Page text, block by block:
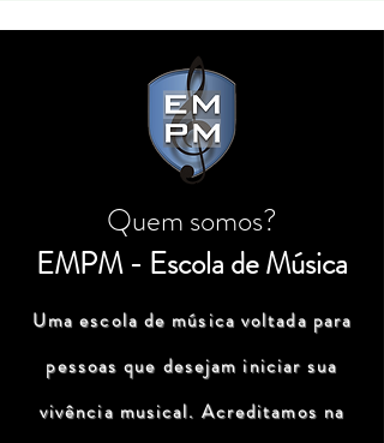
Quem somos?
EMPM - Escola de Música
Uma escola de música voltada para
pessoas que desejam iniciar sua
vivência musical. Acreditamos na